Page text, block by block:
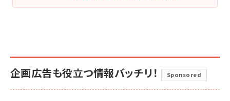
企画広告も役立つ情報バッチリ！ Sponsored